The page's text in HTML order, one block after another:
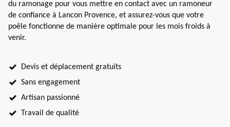
du ramonage pour vous mettre en contact avec un ramoneur
de confiance à Lancon Provence, et assurez-vous que votre
poêle fonctionne de manière optimale pour les mois froids à
venir.
Devis et déplacement gratuits
Sans engagement
Artisan passionné
Travail de qualité